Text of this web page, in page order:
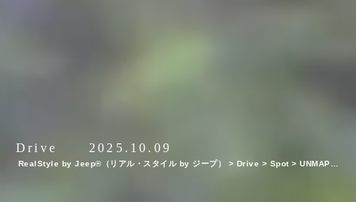
Drive 2025.10.09
RealStyle by Jeep®（リアル・スタイル by ジープ） > Drive > Spot >UNMAP Y